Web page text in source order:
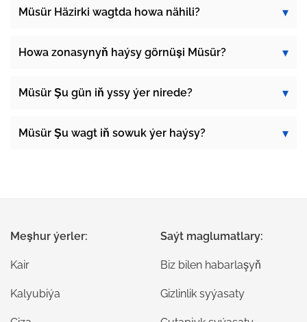
Müsür Häzirki wagtda howa nähili?
Howa zonasynyň haýsy görnüşi Müsür?
Müsür Şu gün iň yssy ýer nirede?
Müsür Şu wagt iň sowuk ýer haýsy?
Meşhur ýerler:
Kair
Kalyubiýa
Saýt maglumatlary:
Biz bilen habarlaşyň
Gizlinlik syýasaty